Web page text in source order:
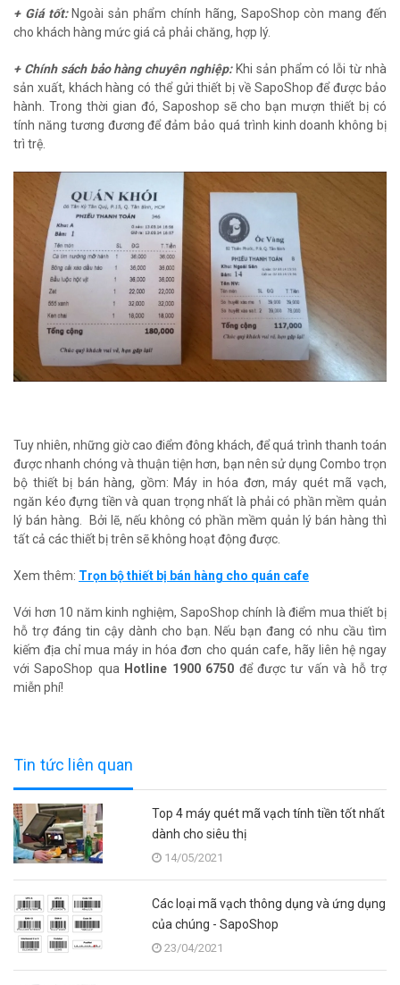
+ Giá tốt: Ngoài sản phẩm chính hãng, SapoShop còn mang đến
cho khách hàng mức giá cả phải chăng, hợp lý.
+ Chính sách bảo hàng chuyên nghiệp: Khi sản phẩm có lỗi từ nhà
sản xuất, khách hàng có thể gửi thiết bị về SapoShop để được bảo
hành. Trong thời gian đó, Saposhop sẽ cho bạn mượn thiết bị có
tính năng tương đương để đảm bảo quá trình kinh doanh không bị
trì trệ.
Tuy nhiên, những giờ cao điểm đông khách, để quá trình thanh toán
được nhanh chóng và thuận tiện hơn, bạn nên sử dụng Combo trọn
bộ thiết bị bán hàng, gồm: Máy in hóa đơn, máy quét mã vạch,
ngăn kéo đựng tiền và quan trọng nhất là phải có phần mềm quản
lý bán hàng. Bởi lẽ, nếu không có phần mềm quản lý bán hàng thì
tất cả các thiết bị trên sẽ không hoạt động được.
Xem thêm: Trọn bộ thiết bị bán hàng cho quán cafe
Với hơn 10 năm kinh nghiệm, SapoShop chính là điểm mua thiết bị
hỗ trợ đáng tin cậy dành cho bạn. Nếu bạn đang có nhu cầu tìm
kiếm địa chỉ mua máy in hóa đơn cho quán cafe, hãy liên hệ ngay
với SapoShop qua Hotline 1900 6750 để được tư vấn và hỗ trợ
miễn phí!
Tin tức liên quan
Top 4 máy quét mã vạch tính tiền tốt nhất
dành cho siêu thị
14/05/2021
Các loại mã vạch thông dụng và ứng dụng
của chúng - SapoShop
23/04/2021